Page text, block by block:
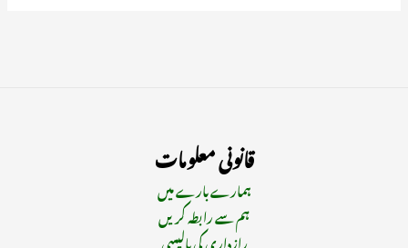
قانونی معلومات
ہمارے بارے میں
ہم سے رابطہ کریں
رازداری کی پالیسی